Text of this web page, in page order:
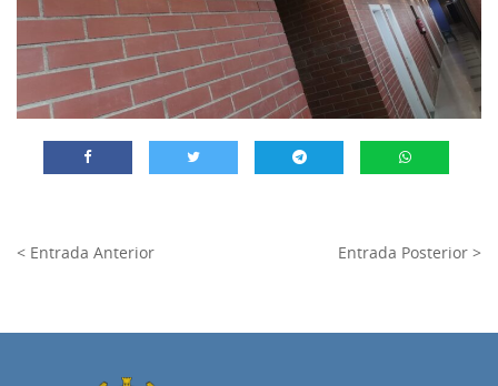
< Entrada Anterior Entrada Posterior >